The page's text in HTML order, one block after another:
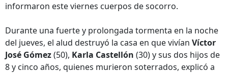
informaron este viernes cuerpos de socorro.
Durante una fuerte y prolongada tormenta en la noche
del jueves, el alud destruyó la casa en que vivían Víctor
José Gómez(50), Karla Castellón (30) y sus dos hijos de
8 y cinco años, quienes murieron soterrados, explicó a